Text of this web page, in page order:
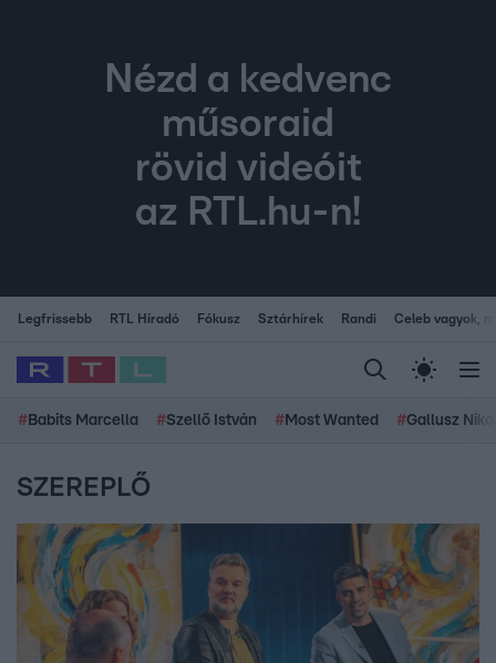
Nézd a kedvenc
műsoraid
rövid videóit
az RTL.hu-n!
Legfrissebb RTL Híradó Fókusz Sztárhírek Randi Celeb vagyok,
# Babits Marcella #Szellő István # Most Wanted #Gallusz
SZEREPLŐ